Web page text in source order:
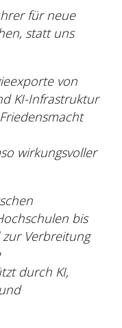
für neue
statt uns
von
KI-Infrastruktur
wirkungsvoller
bis
Verbreitung
durch KI,